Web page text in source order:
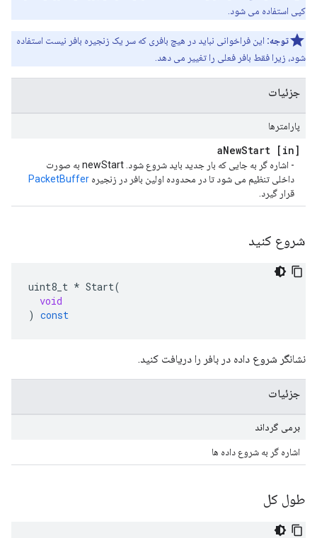
کپی استفاده می شود.
توجه: این فراخوانی نباید در هیچ بافری که سر یک زنجیره بافر نیست استفاده
شود، زیرا فقط بافر فعلی را تغییر می دهد.
جزئیات
پارامترها
[in] a
NewStart
- اشاره گر به جایی که بار جدید باید شروع شود. newStart به صورت
داخلی تنظیم می شود تا در محدوده اولین بافر در زنجیره PacketBuffer
قرار گیرد.
شروع کنید
uint8_t * Start(
void
) const
نشانگر شروع داده در بافر را دریافت کنید.
جزئیات
برمی گرداند
اشاره گر به شروع داده ها
طول کل